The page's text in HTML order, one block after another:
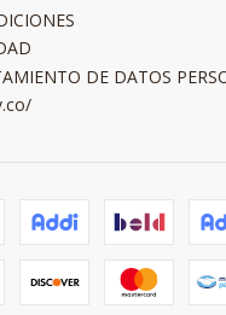
DE DATOS